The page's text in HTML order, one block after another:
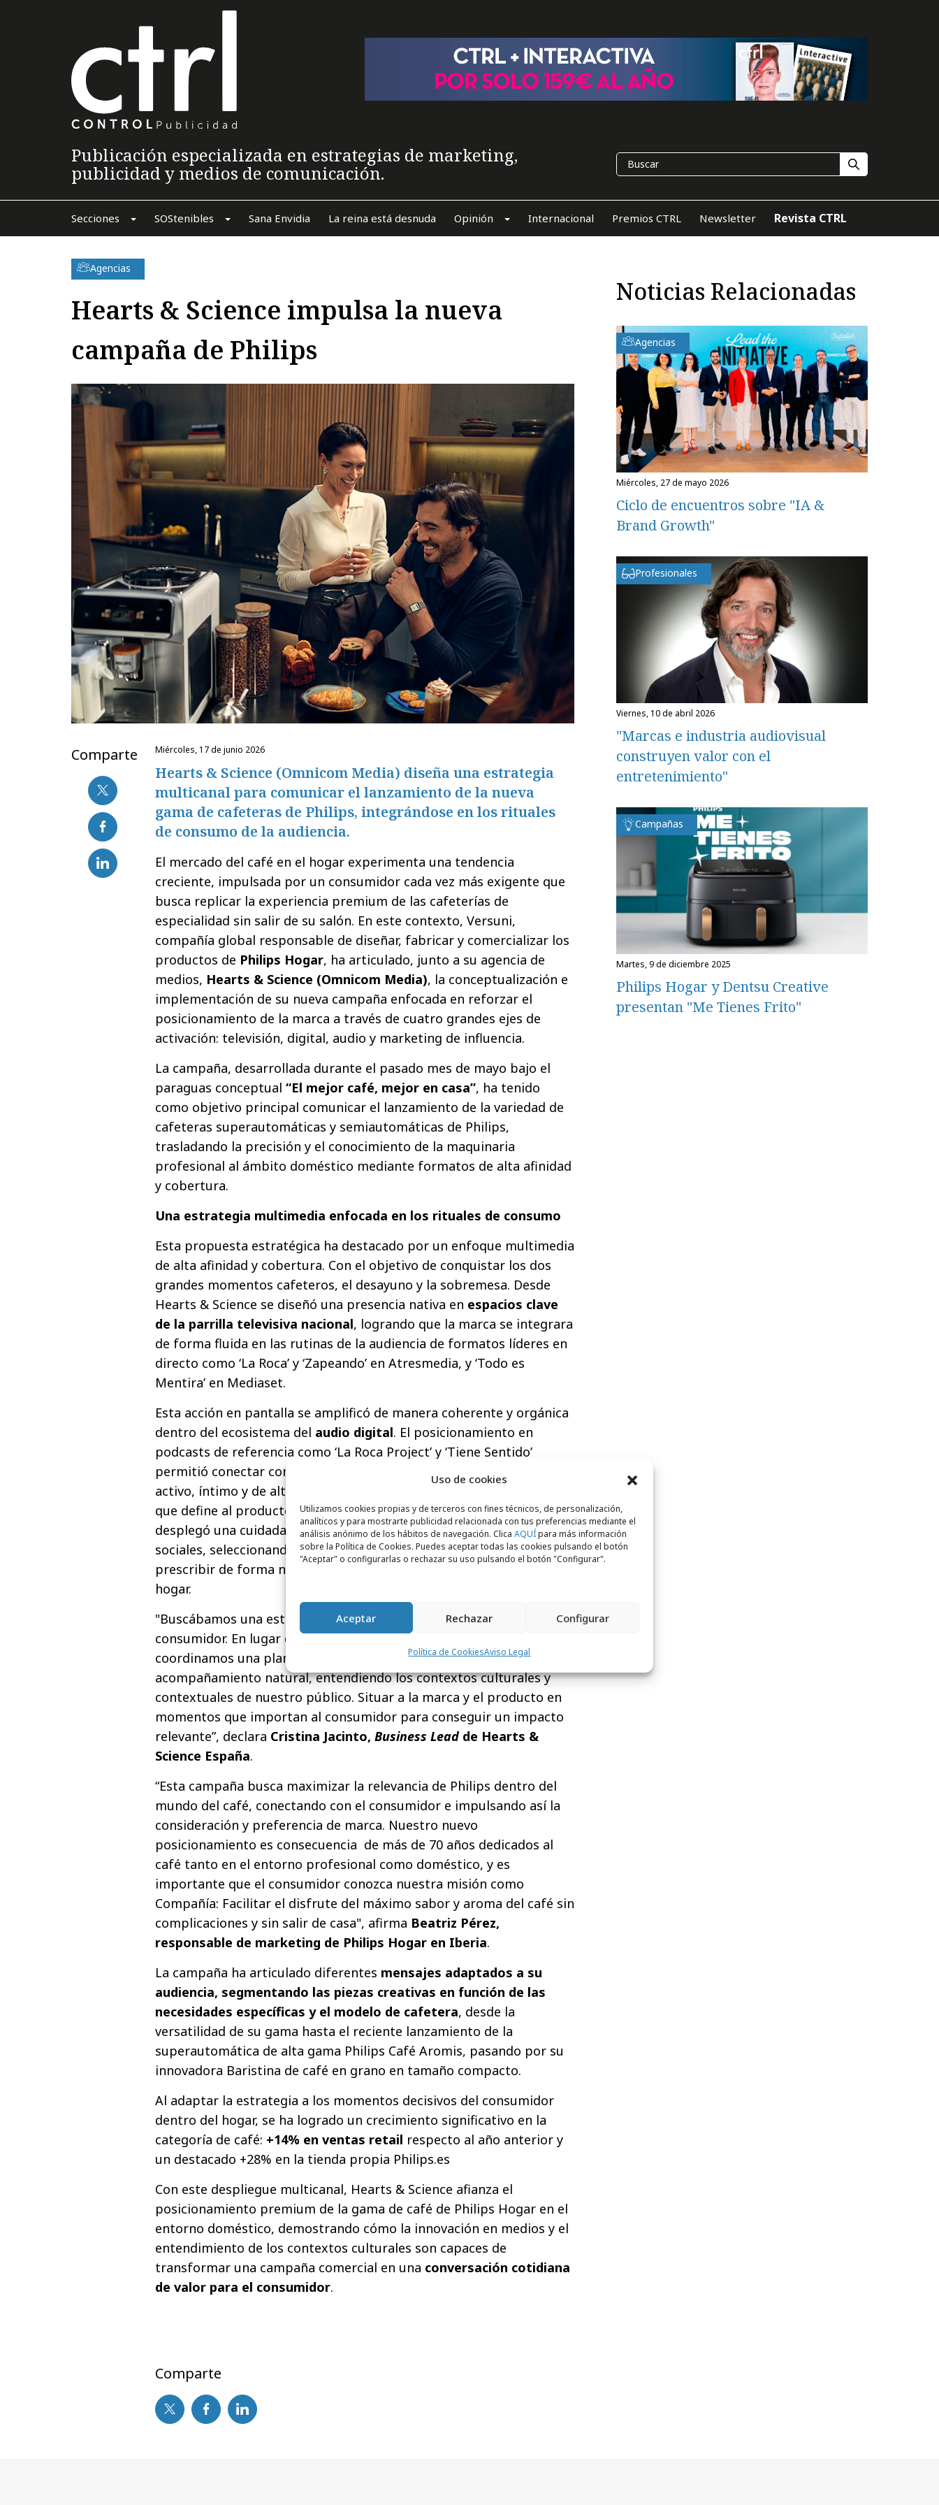
Uso de cookies
Utilizamos cookies propias y de terceros con fines técnicos, de personalización,
analíticos y para mostrarte publicidad relacionada con tus preferencias mediante el
análisis anónimo de los hábitos de navegación. Clica AQUÍpara más información
sobre la Política de Cookies. Puedes aceptar todas las cookies pulsando el botón
"Aceptar" o configurarlas o rechazar su uso pulsando el botón "Configurar".
Aceptar Rechazar Configurar
Política de CookiesAviso Legal
Publicación especializada en estrategias de marketing,
publicidad y medios de comunicación.
Secciones SOStenibles Sana Envidia La reina está desnuda Opinión Internacional Premios CTRL Newsletter Revista CTRL
Agencias
Hearts & Science impulsa la nueva
campaña de Philips
Comparte miércoles, 17 de junio 2026
Hearts & Science (Omnicom Media) diseña una estrategia
multicanal para comunicar el lanzamiento de la nueva
gama de cafeteras de Philips, integrándose en los rituales
de consumo de la audiencia.
El mercado del café en el hogar experimenta una tendencia
creciente, impulsada por un consumidor cada vez más exigente que
busca replicar la experiencia premium de las cafeterías de
especialidad sin salir de su salón. En este contexto, Versuni,
compañía global responsable de diseñar, fabricar y comercializar los
productos de Philips Hogar, ha articulado, junto a su agencia de
medios, Hearts & Science (Omnicom Media), la conceptualización e
implementación de su nueva campaña enfocada en reforzar el
posicionamiento de la marca a través de cuatro grandes ejes de
activación: televisión, digital, audio y marketing de influencia.
La campaña, desarrollada durante el pasado mes de mayo bajo el
paraguas conceptual “El mejor café, mejor en casa”, ha tenido
como objetivo principal comunicar el lanzamiento de la variedad de
cafeteras superautomáticas y semiautomáticas de Philips,
trasladando la precisión y el conocimiento de la maquinaria
profesional al ámbito doméstico mediante formatos de alta afinidad
y cobertura.
Una estrategia multimedia enfocada en los rituales de consumo
Esta propuesta estratégica ha destacado por un enfoque multimedia
de alta afinidad y cobertura. Con el objetivo de conquistar los dos
grandes momentos cafeteros, el desayuno y la sobremesa. Desde
Hearts & Science se diseñó una presencia nativa en espacios clave
de la parrilla televisiva nacional, logrando que la marca se integrara
de forma fluida en las rutinas de la audiencia de formatos líderes en
directo como ‘La Roca’ y ‘Zapeando’ en Atresmedia, y ‘Todo es
Mentira’ en Mediaset.
Esta acción en pantalla se amplificó de manera coherente y orgánica
dentro del ecosistema del audio digital. El posicionamiento en
podcasts de referencia como ‘La Roca Project’ y ‘Tiene Sentido’
permitió conectar con el consumidor en un contexto de escucha
activo, íntimo y de alta calidad, respetando el tono conversacional
que define al producto. Como tercer pilar estratégico, la campaña
desplegó una cuidada activación de marketing de influencia en redes
sociales, seleccionando creadores de contenido específicos para
prescribir de forma natural el ritual del café recién molido en el
hogar.
"Buscábamos una estrategia que respetase la inteligencia del
consumidor. En lugar de perseguir el impacto masivo por saturación,
coordinamos una planificación que funcionase como un
acompañamiento natural, entendiendo los contextos culturales y
contextuales de nuestro público. Situar a la marca y el producto en
momentos que importan al consumidor para conseguir un impacto
relevante”, declara Cristina Jacinto, Business Leadde Hearts &
Science España.
“Esta campaña busca maximizar la relevancia de Philips dentro del
mundo del café, conectando con el consumidor e impulsando así la
consideración y preferencia de marca. Nuestro nuevo
posicionamiento es consecuencia de más de 70 años dedicados al
café tanto en el entorno profesional como doméstico, y es
importante que el consumidor conozca nuestra misión como
Compañía: Facilitar el disfrute del máximo sabor y aroma del café sin
complicaciones y sin salir de casa", afirma Beatriz Pérez,
responsable de marketing de Philips Hogar en Iberia.
La campaña ha articulado diferentes mensajes adaptados a su
audiencia, segmentando las piezas creativas en función de las
necesidades específicas y el modelo de cafetera, desde la
versatilidad de su gama hasta el reciente lanzamiento de la
superautomática de alta gama Philips Café Aromis, pasando por su
innovadora Baristina de café en grano en tamaño compacto.
Al adaptar la estrategia a los momentos decisivos del consumidor
dentro del hogar, se ha logrado un crecimiento significativo en la
categoría de café: +14% en ventas retail respecto al año anterior y
un destacado +28% en la tienda propia Philips.es
Con este despliegue multicanal, Hearts & Science afianza el
posicionamiento premium de la gama de café de Philips Hogar en el
entorno doméstico, demostrando cómo la innovación en medios y el
entendimiento de los contextos culturales son capaces de
transformar una campaña comercial en una conversación cotidiana
de valor para el consumidor.
Comparte
Noticias Relacionadas
Agencias
miércoles, 27 de mayo 2026
Ciclo de encuentros sobre "IA &
Brand Growth"
Profesionales
viernes, 10 de abril 2026
"Marcas e industria audiovisual
construyen valor con el
entretenimiento"
Campañas
martes, 9 de diciembre 2025
Philips Hogar y Dentsu Creative
presentan "Me Tienes Frito"